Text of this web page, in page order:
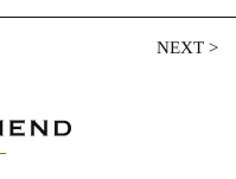
NEXT>